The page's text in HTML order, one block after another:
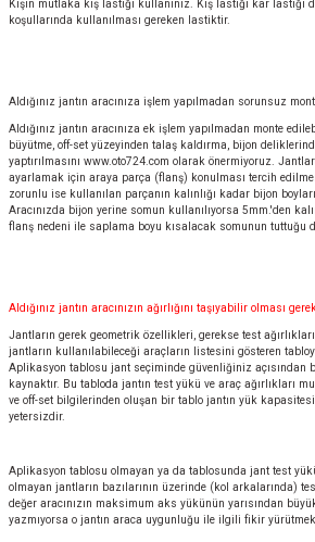
Kışın mutlaka kış lastiği kullanınız. Kış lastiği kar lastiği
koşullarında kullanılması gereken lastiktir.
Aldığınız jantın aracınıza işlem yapılmadan sorunsuz
Aldığınız jantın aracınıza ek işlem yapılmadan monte
büyütme, off-set yüzeyinden talaş kaldırma, bijon
yaptırılmasını www.oto724.com olarak önermiyoruz.
ayarlamak için araya parça (flanş) konulması tercih
zorunlu ise kullanılan parçanın kalınlığı kadar bijon
Aracınızda bijon yerine somun kullanılıyorsa 5mm.'den
flanş nedeni ile saplama boyu kısalacak somunun tuttuğu
Aldığınız jantın aracınızın ağırlığını taşıyabilir olması
Jantların gerek geometrik özellikleri, gerekse test
jantların kullanılabileceği araçların listesini gösteren
Aplikasyon tablosu jant seçiminde güvenliğiniz açısından
kaynaktır. Bu tabloda jantın test yükü ve araç ağırlıkları
ve off-set bilgilerinden oluşan bir tablo jantın yük
yetersizdir.
Aplikasyon tablosu olmayan ya da tablosunda jant test
olmayan jantların bazılarının üzerinde (kol arkalarında)
değer aracınızın maksimum aks yükünün yarısından
yazmıyorsa o jantın araca uygunluğu ile ilgili fikir